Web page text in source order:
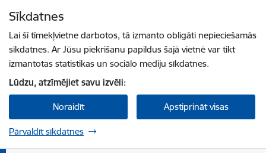
Sīkdatnes
Lai šī tīmekļvietne darbotos, tā izmanto obligāti nepieciešamās
sīkdatnes. Ar Jūsu piekrišanu papildus šajā vietnē var tikt
izmantotas statistikas un sociālo mediju sīkdatnes.
Lūdzu, atzīmējiet savu izvēli:
Noraidīt Apstiprināt visas
Pārvaldīt sīkdatnes